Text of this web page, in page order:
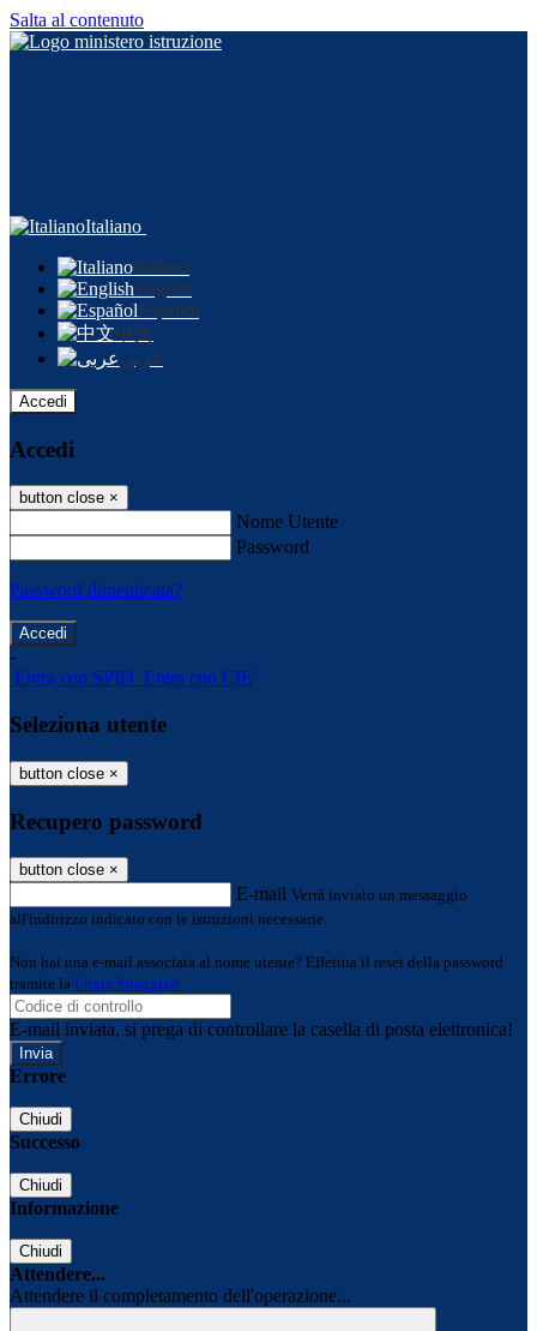
Salta al contenuto
Italiano
Italiano
English
Español
中文
عربى
Accedi
Accedi
button close ×
Nome Utente
Password
Password dimenticata?
-
Entra con SPID Entra con CIE
Seleziona utente
button close ×
Recupero password
button close ×
E-mail Verrà inviato un messaggio
all'indirizzo indicato con le istruzioni necessarie.
Non hai una e-mail associata al nome utente? Effettua il reset della password
tramite la Login Spaggiari
E-mail inviata, si prega di controllare la casella di posta elettronica!
Errore
Chiudi
Successo
Chiudi
Informazione
Chiudi
Attendere...
Attendere il completamento dell'operazione...